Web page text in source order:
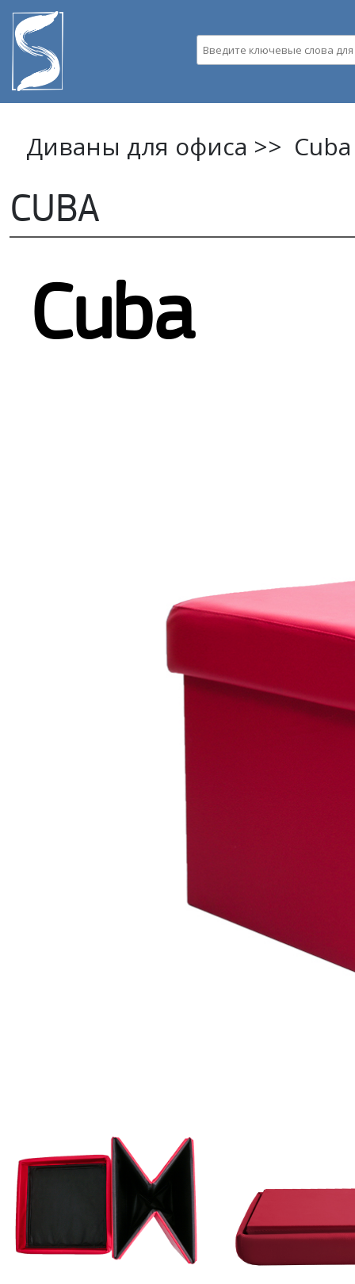
Диваны для офиса >> Cuba
CUBA
Cuba